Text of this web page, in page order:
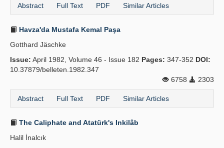
Abstract Full Text PDF Similar Articles
Havza'da Mustafa Kemal Paşa
Gotthard Jäschke
Issue: April 1982, Volume 46 - Issue 182 Pages: 347-352 DOI:
10.37879/belleten.1982.347
6758
2303
Abstract Full Text PDF Similar Articles
The Caliphate and Atatürk's Inkilâb
Halil İnalcık